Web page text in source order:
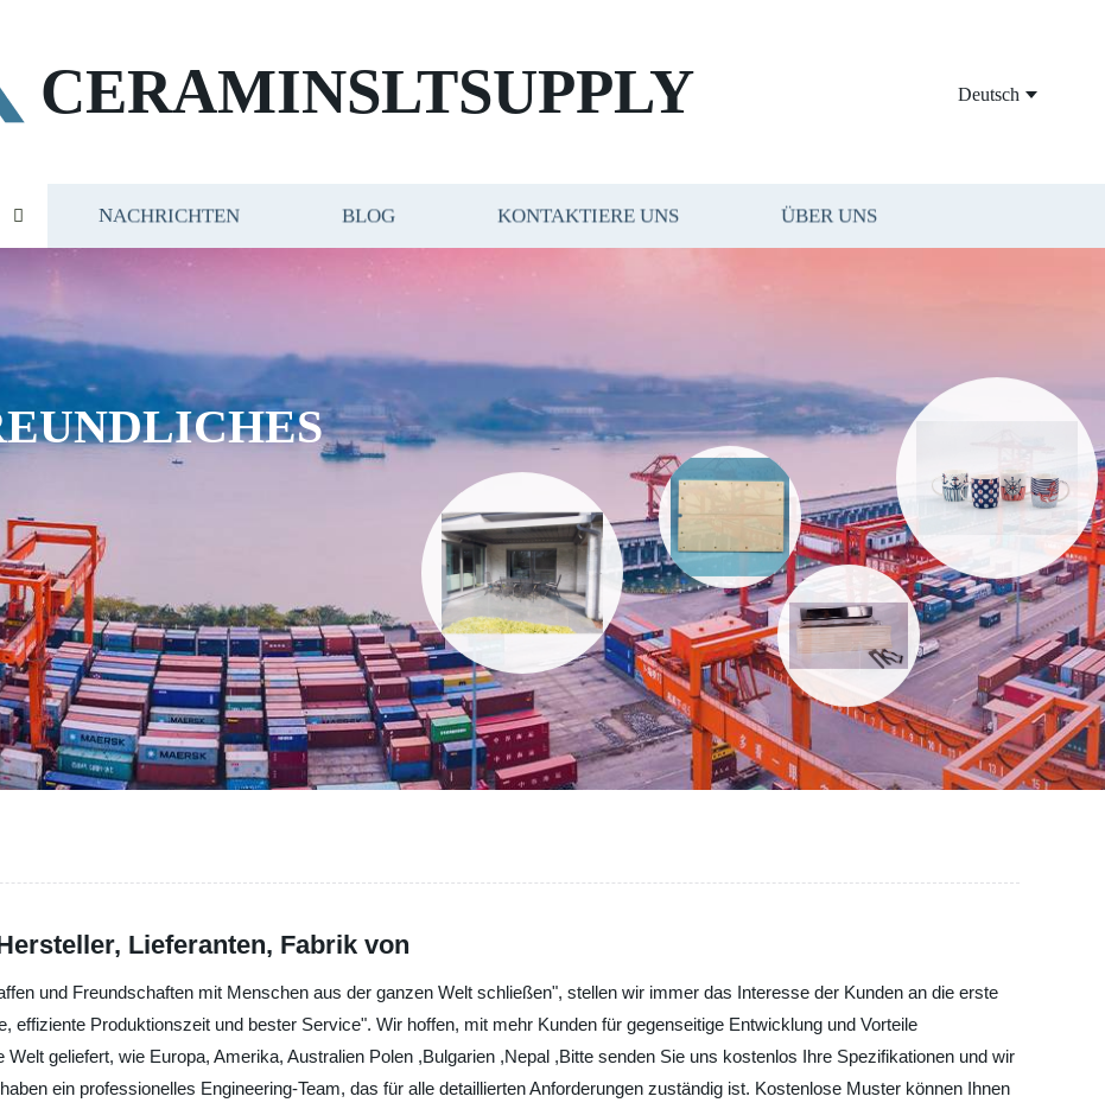
CERAMINSLTSUPPLY Deutsch
NACHRICHTEN BLOG KONTAKTIERE UNS ÜBER UNS
Lieferanten, Fabrik von
und Freundschaften mit Menschen aus der ganzen Welt schließen", stellen wir immer das Interesse der Kunden an die erste
effiziente Produktionszeit und bester Service". Wir hoffen, mit mehr Kunden für gegenseitige Entwicklung und Vorteile
geliefert, wie Europa, Amerika, Australien Polen ,Bulgarien ,Nepal ,Bitte senden Sie uns kostenlos Ihre Spezifikationen und wir
ein professionelles Engineering-Team, das für alle detaillierten Anforderungen zuständig ist. Kostenlose Muster können Ihnen